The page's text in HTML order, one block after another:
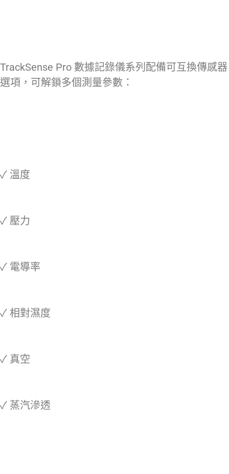
TrackSense Pro 數據記錄儀系列配備可互換傳感器
選項，可解鎖多個測量參數：
✓ 溫度
✓ 壓力
✓ 電導率
✓ 相對濕度
✓ 真空
✓ 蒸汽滲透